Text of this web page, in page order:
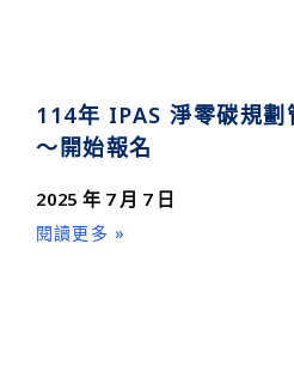
114年 IPAS 淨零碳規劃
～開始報名
2025 年 7 月 7 日
閱讀更多 »